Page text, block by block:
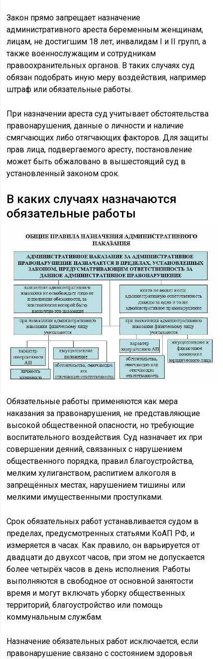
Закон прямо запрещает назначение
административного ареста беременным женщинам,
лицам, не достигшим 18 лет, инвалидам I и II групп, а
также военнослужащим и сотрудникам
правоохранительных органов. В таких случаях суд
обязан подобрать иную меру воздействия, например
штраф или обязательные работы.
При назначении ареста суд учитывает обстоятельства
правонарушения, данные о личности и наличие
смягчающих либо отягчающих факторов. Для защиты
прав лица, подвергаемого аресту, постановление
может быть обжаловано в вышестоящий суд в
установленный законом срок.
В каких случаях назначаются
обязательные работы
Обязательные работы применяются как мера
наказания за правонарушения, не представляющие
высокой общественной опасности, но требующие
воспитательного воздействия. Суд назначает их при
совершении деяний, связанных с нарушением
общественного порядка, правил благоустройства,
мелким хулиганством, распитием алкоголя в
запрещённых местах, нарушением тишины или
мелкими имущественными проступками.
Срок обязательных работ устанавливается судом в
пределах, предусмотренных статьями КоАП РФ, и
измеряется в часах. Как правило, он варьируется от
двадцати до двухсот часов, при этом не допускается
более четырёх часов в день исполнения. Работы
выполняются в свободное от основной занятости
время и могут включать уборку общественных
территорий, благоустройство или помощь
коммунальным службам.
Назначение обязательных работ исключается, если
правонарушение связано с состоянием здоровья